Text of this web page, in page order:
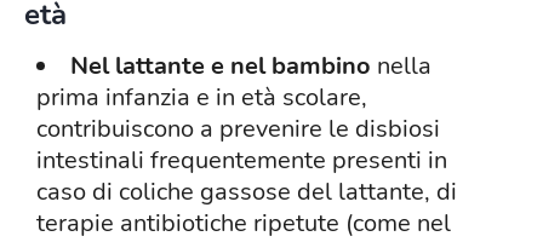
età
Nel lattante e nel bambino nella
prima infanzia e in età scolare,
contribuiscono a prevenire le disbiosi
intestinali frequentemente presenti in
caso di coliche gassose del lattante, di
terapie antibiotiche ripetute (come nel